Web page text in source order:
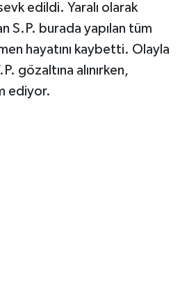
edildi. Yaralı olarak
S.P. burada yapılan tüm
hayatını kaybetti. Olayla
gözaltına alınırken,
ediyor.